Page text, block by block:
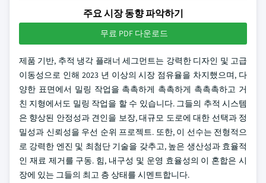
주요 시장 동향 파악하기
무료 PDF 다운로드
제품 기반, 추적 냉각 플래너 세그먼트는 강력한 디자인 및 고급
이동성으로 인해 2023 년 이상의 시장 점유율을 차지했으며, 다
양한 표면에서 밀링 작업을 촉촉하게 촉촉하게 촉촉촉하고 거
친 지형에서도 밀링 작업을 할 수 있습니다. 그들의 추적 시스템
은 향상된 안정성과 견인을 보장, 대규모 도로에 대한 선택과 정
밀성과 신뢰성을 우선 순위 프로젝트. 또한, 이 선수는 전형적으
로 강력한 엔진 및 최첨단 기술을 갖추고, 높은 생산성과 효율적
인 재료 제거를 구동. 힘, 내구성 및 운영 효율성의 이 혼합은 시
장에 있는 그들의 최고 층 상태를 시멘트합니다.